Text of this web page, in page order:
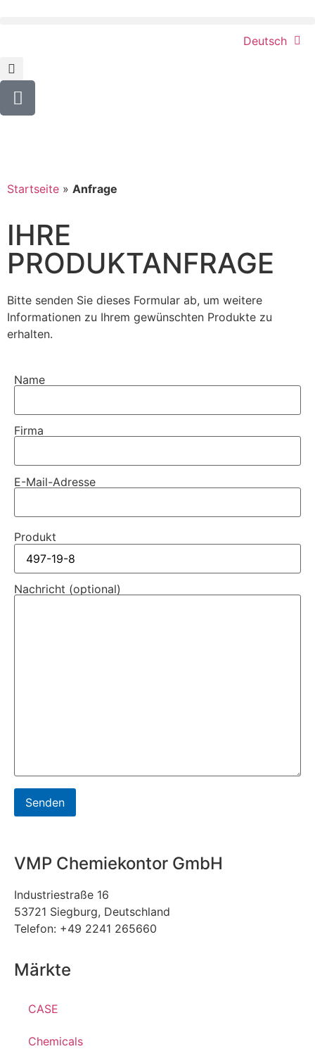
Deutsch
Startseite » Anfrage
IHRE
PRODUKTANFRAGE
Bitte senden Sie dieses Formular ab, um weitere
Informationen zu Ihrem gewünschten Produkte zu
erhalten.
Name
Firma
E-Mail-Adresse
Produkt
Nachricht (optional)
VMP Chemiekontor GmbH
Industriestraße 16
53721 Siegburg, Deutschland
Telefon: +49 2241 265660
Märkte
CASE
Chemicals